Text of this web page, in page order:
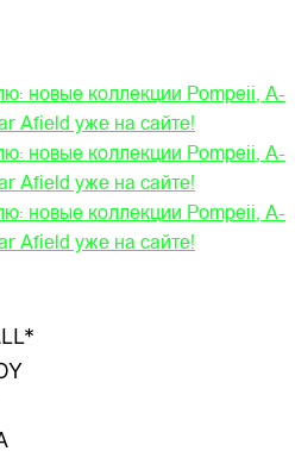
новые коллекции Pompeii, A-
Afield уже на сайте!
новые коллекции Pompeii, A-
Afield уже на сайте!
новые коллекции Pompeii, A-
Afield уже на сайте!